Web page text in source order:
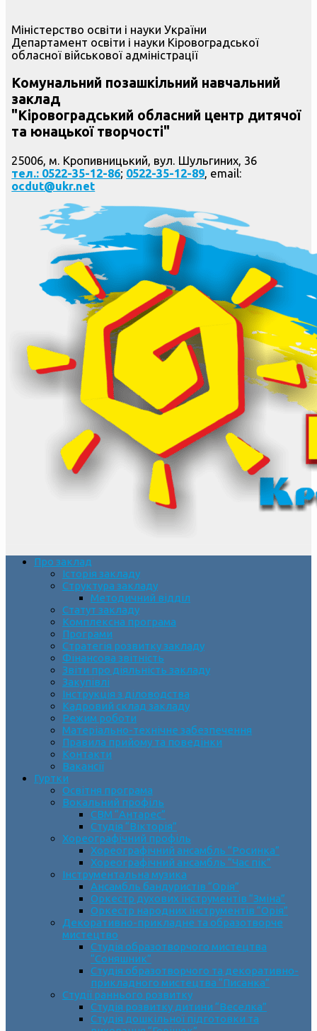
Міністерство освіти і науки України
Департамент освіти і науки Кіровоградської
обласної військової адміністрації
Комунальний позашкільний навчальний
заклад
"Кіровоградський обласний центр дитячої
та юнацької творчості"
25006, м. Кропивницький, вул. Шульгиних, 36
тел.: 0522-35-12-86; 0522-35-12-89, email:
ocdut@ukr.net
Про заклад
Історія закладу
Структура закладу
Методичний відділ
Статут закладу
Комплексна програма
Програми
Стратегія розвитку закладу
Фінансова звітність
Звіти про діяльність закладу
Закупівлі
Інструкція з діловодства
Кадровий склад закладу
Режим роботи
Матеріально-технічне забезпечення
Правила прийому та поведінки
Контакти
Вакансії
Гуртки
Освітня програма
Вокальний профіль
СВМ “Антарес”
Студія “Вікторія”
Хореографічний профіль
Хореографічний ансамбль “Росинка”
Хореографічний ансамбль “Час пік”
Інструментальна музика
Ансамбль бандуристів “Орія”
Оркестр духових інструментів “Зміна”
Оркестр народних інструментів “Орія”
Декоративно-прикладне та образотворче
мистецтво
Cтудія образотворчого мистецтва
“Соняшник”
Студія образотворчого та декоративно-
прикладного мистецтва “Писанка”
Студії раннього розвитку
Студія розвитку дитини “Веселка”
Студія дошкільної підготовки та